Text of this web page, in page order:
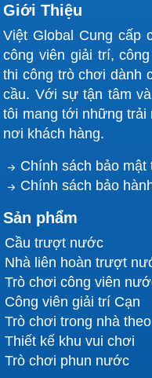
Giới Thiệu
Việt Global Cung cấp
công viên giải trí,
thi công trò chơi dành
cầu. Với sự tận tâm
tôi mang tới những trải
nơi khách hàng.
Chính sách bảo mật
Chính sách bảo
Sản phẩm
Cầu trượt nước
Nhà liên hoàn trượt
Trò chơi công viên
Công viên giải trí Cạn
Trò chơi trong nhà
Thiết kế khu vui chơi
Trò chơi phun nước